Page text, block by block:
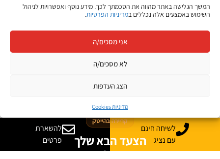
המשך הגלישה באתר מהווה את הסכמתך לכך. מידע נוסף ואפשרויות לניהול
השימוש באמצעים אלה נכללים במדיניות הפרטיות.
אני מסכים/ה
לא מסכים/ה
הצג העדפות
מדיניות Cookies
לפרטים לחצו כאן
קריירה בהייטק
הצעד הבא שלך
מתחיל כאן
לשיחה חינם
עם נציג
להשארת
פרטים